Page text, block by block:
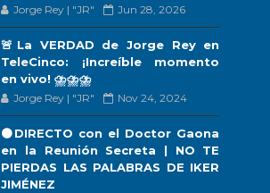
Jorge Rey | "JR" Jun 28, 2026
🚨La VERDAD de Jorge Rey en
TeleCinco: ¡Increíble momento
en vivo! ⛈️⛈️⛈️
Jorge Rey | "JR" Nov 24, 2024
🟠DIRECTO con el Doctor Gaona
en la Reunión Secreta | NO TE
PIERDAS LAS PALABRAS DE IKER
JIMÉNEZ